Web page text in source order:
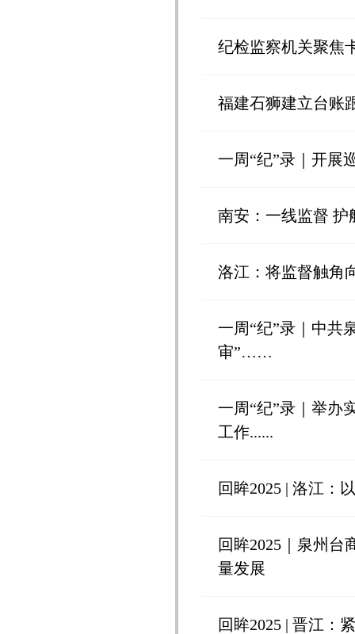
纪检监察机关聚焦
福建石狮建立台账
一周“纪”录｜开
南安：一线监督 护
洛江：将监督触角
一周“纪”录｜中共
审”……
一周“纪”录｜举办
工作......
回眸2025 | 洛江：
回眸2025｜泉州台
量发展
回眸2025 | 晋江：